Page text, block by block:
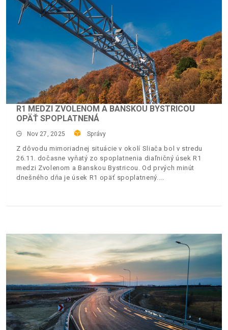
R1 MEDZI ZVOLENOM A BANSKOU BYSTRICOU
OPÄŤ SPOPLATNENÁ
Nov 27, 2025 Správy
Z dôvodu mimoriadnej situácie v okolí Sliača bol v stredu
26.11. dočasne vyňatý zo spoplatnenia diaľničný úsek R1
medzi Zvolenom a Banskou Bystricou. Od prvých minút
dnešného dňa je úsek R1 opäť spoplatnený.